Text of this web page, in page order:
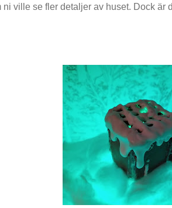
ni ville se fler detaljer av huset. Dock